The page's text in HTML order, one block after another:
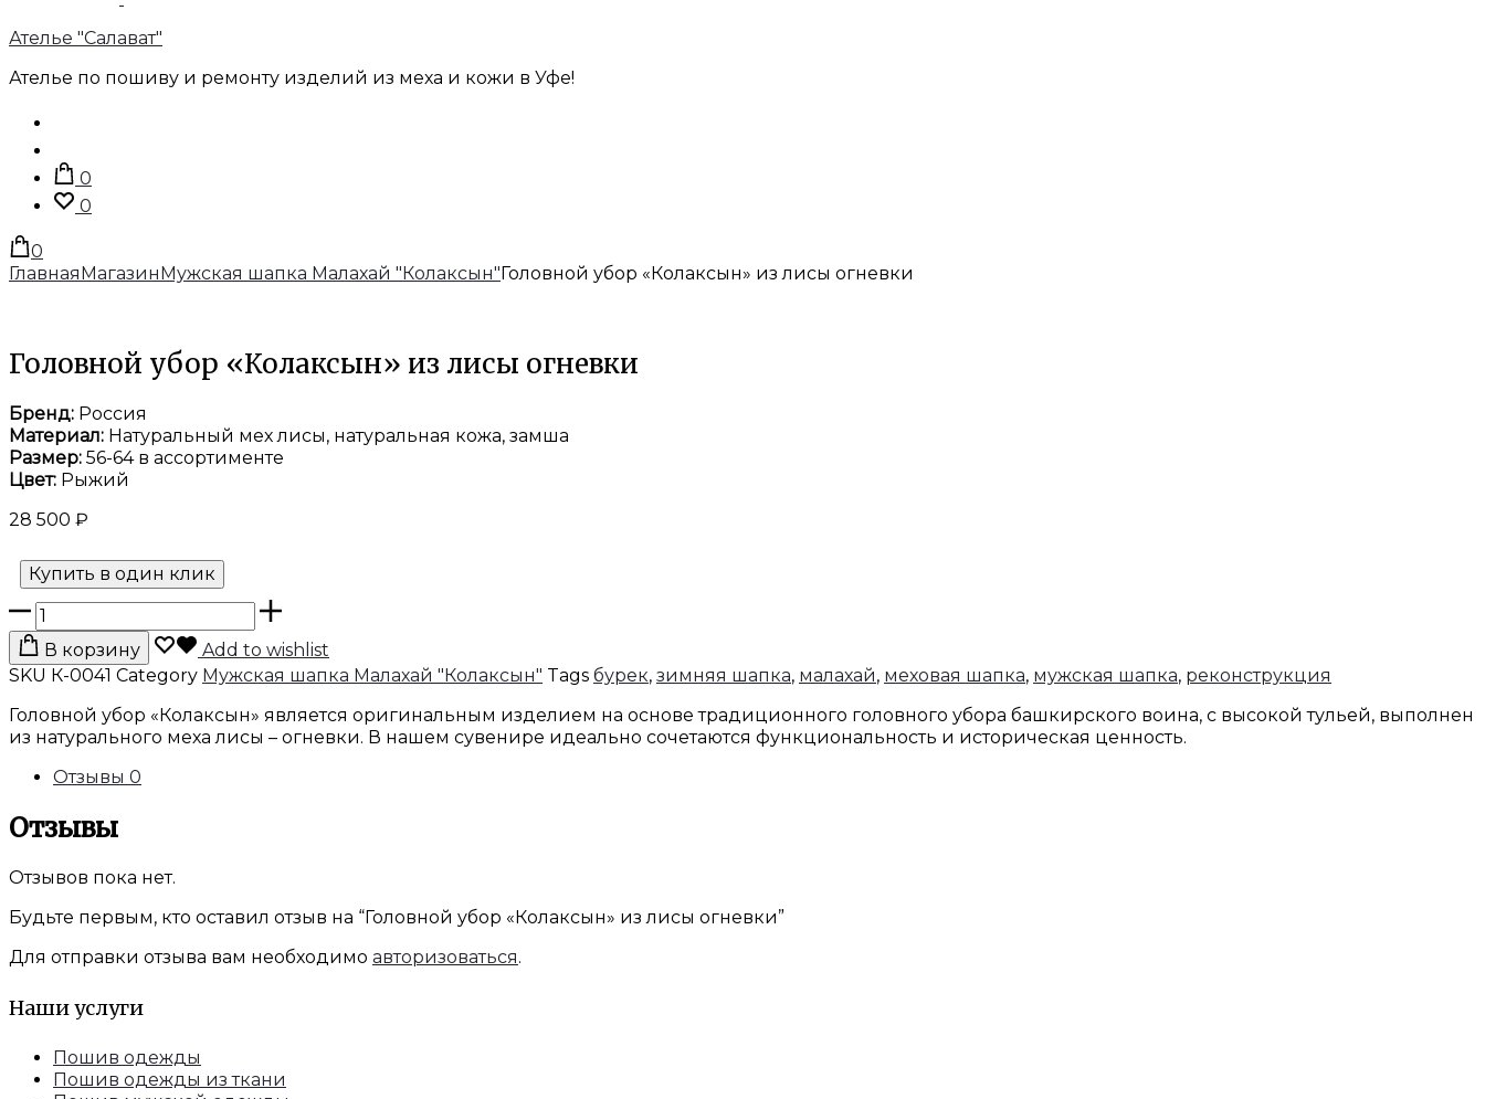
Ателье "Салават"
Ателье по пошиву и ремонту изделий из меха и кожи в Уфе!
запись
0
0
0
ГлавнаяМагазинМужская шапка Малахай "Колаксын"Головной убор «Колаксын» из лисы огневки
Головной убор «Колаксын» из лисы огневки
Бренд: Россия
Материал: Натуральный мех лисы, натуральная кожа, замша
Размер: 56-64 в ассортименте
Цвет: Рыжий
28 500 ₽
Купить в один клик
Количество
товара
Головной
убор
из
лисы
В корзину
Add to wishlist
SKU К-0041 Category Мужская шапка Малахай "Колаксын" Tags бурек, зимняя шапка, малахай, меховая шапка, мужская шапка, реконструкция
Головной убор «Колаксын» является оригинальным изделием на основе традиционного головного убора башкирского воина, с высокой тульей, выполнен
из натурального меха лисы – огневки. В нашем сувенире идеально сочетаются функциональность и историческая ценность.
Отзывы 0
Отзывы
Отзывов пока нет.
Будьте первым, кто оставил отзыв на “Головной убор «Колаксын» из лисы огневки”
Для отправки отзыва вам необходимо авторизоваться.
Наши услуги
Пошив одежды
Пошив одежды из ткани